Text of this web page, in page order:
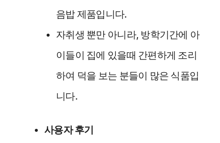
음밥 제품입니다.
자취생 뿐만 아니라, 방학기간에 아
이들이 집에 있을때 간편하게 조리
하여 덕을 보는 분들이 많은 식품입
니다.
사용자 후기